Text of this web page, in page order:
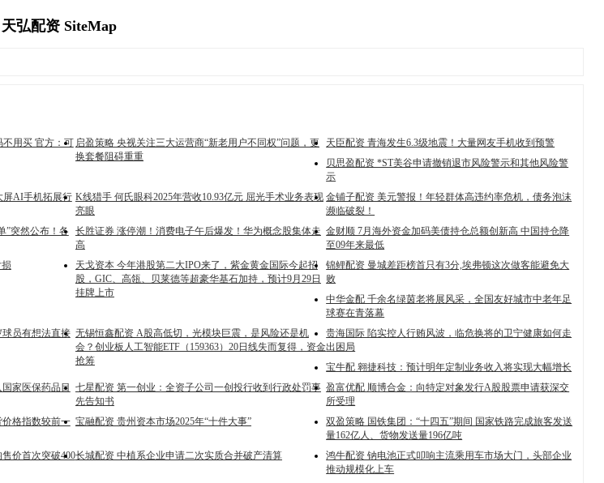
天弘配资 SiteMap
用买 官方：可 启盈策略 央视关注三大运营商“新老用户不同权”问题，更
换套餐阻碍重重
天臣配资 青海发生6.3级地震！大量网友手机收到预警
贝思盈配资 *ST美谷申请撤销退市风险警示和其他风险警
示
屏AI手机拓展行 K线猎手 何氏眼科2025年营收10.93亿元 屈光手术业务表现
亮眼
金铺子配资 美元警报！年轻群体高违约率危机，债务泡沫
濒临破裂！
”突然公布！各
长胜证券 涨停潮！消费电子午后爆发！华为概念股集体走
高
金财顺 7月海外资金加码美债持仓总额创新高 中国持仓降
至09年来最低
天戈资本 今年港股第二大IPO来了，紫金黄金国际今起招
股，GIC、高瓴、贝莱德等超豪华基石加持，预计9月29日
挂牌上市
锦鲤配资 曼城差距榜首只有3分,埃弗顿这次做客能避免大
败
中华金配 千余名绿茵老将展风采，全国友好城市中老年足
球赛在青落幕
球员有想法直接 无锡恒鑫配资 A股高低切，光模块巨震，是风险还是机
会？创业板人工智能ETF（159363）20日线失而复得，资金
抢筹
贵海国际 陷实控人行贿风波，临危换将的卫宁健康如何走
出困局
宝牛配 翱捷科技：预计明年定制业务收入将实现大幅增长
家医保药品目
七星配资 第一创业：全资子公司一创投行收到行政处罚事
先告知书
盈富优配 顺博合金：向特定对象发行A股股票申请获深交
所受理
价格指数较前一 宝融配资 贵州资本市场2025年“十件大事”
双盈策略 国铁集团：“十四五”期间 国家铁路完成旅客发送
量162亿人、货物发送量196亿吨
价首次突破400长城配资 中植系企业申请二次实质合并破产清算
鸿牛配资 钠电池正式叩响主流乘用车市场大门，头部企业
推动规模化上车